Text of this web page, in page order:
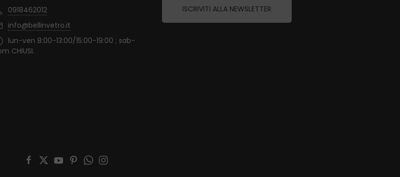
0918462012
info@bellinvetro.it
lun-ven 8:00-13:00/15:00-19:00 ; sab-
CHIUSI.
ISCRIVITI ALLA NEWSLETTER